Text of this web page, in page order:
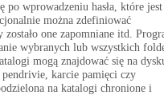
po wprowadzeniu hasła, które jest
można zdefiniować
one zapomniane itd.
wybranych lub wszystkich
mogą znajdować się na
karcie pamięci czy
na katalogi chronione i